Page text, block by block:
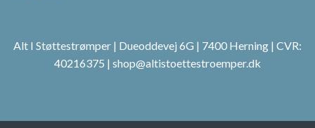
Alt I Støttestrømper | Dueoddevej 6G | 7400 Herning | CVR:
40216375 | shop@altistoettestroemper.dk